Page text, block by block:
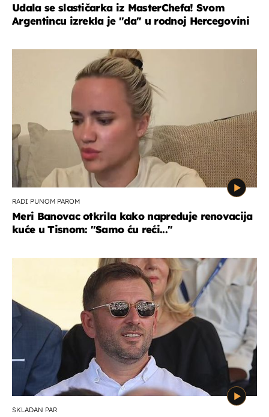
Udala se slastičarka iz MasterChefa! Svom
Argentincu izrekla je "da" u rodnoj Hercegovini
RADI PUNOM PAROM
Meri Banovac otkrila kako napreduje renovacija
kuće u Tisnom: "Samo ću reći..."
SKLADAN PAR